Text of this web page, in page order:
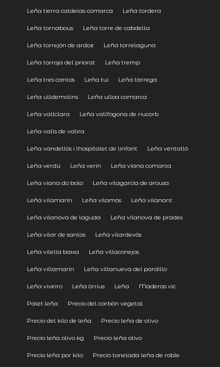
Leña tierra caldelas comarca Leña tordera
Leña tornabous Leña torre de cabdella
Leña torrejón de ardoz Leña torrelaguna
Leña torroja del priorat Leña tremp
Leña tres cantos Leña tui Leña tàrrega
Leña ulldemolins Leña ulloa comarca
Leña vallclara Leña vallfogona de riucorb
Leña valls de valira
Leña vandellòs i lhospitalet de linfant Leña ventalló
Leña verdú Leña verín Leña viana comarca
Leña viana do bolo Leña vilagarcía de arousa
Leña vilamarín Leña vilamòs Leña vilanant
Leña vilanova de laguda Leña vilanova de prades
Leña vilar de santos Leña vilardevós
Leña vilella baixa Leña villaconejos
Leña villamarín Leña villanueva del pardillo
Leña viveiro Leña òrrius Leña Maderas vic
Palet leña Precio del carbón vegetal
Precio del kilo de leña Precio leña de olivo
Precio leña olivo kg Precio leña olivo
Precio leña por kilo Precio tonelada leña de roble